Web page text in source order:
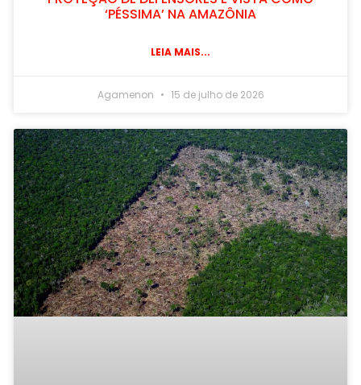
‘PÉSSIMA’ NA AMAZÔNIA
LEIA MAIS...
Agamenon 15 de julho de 2026